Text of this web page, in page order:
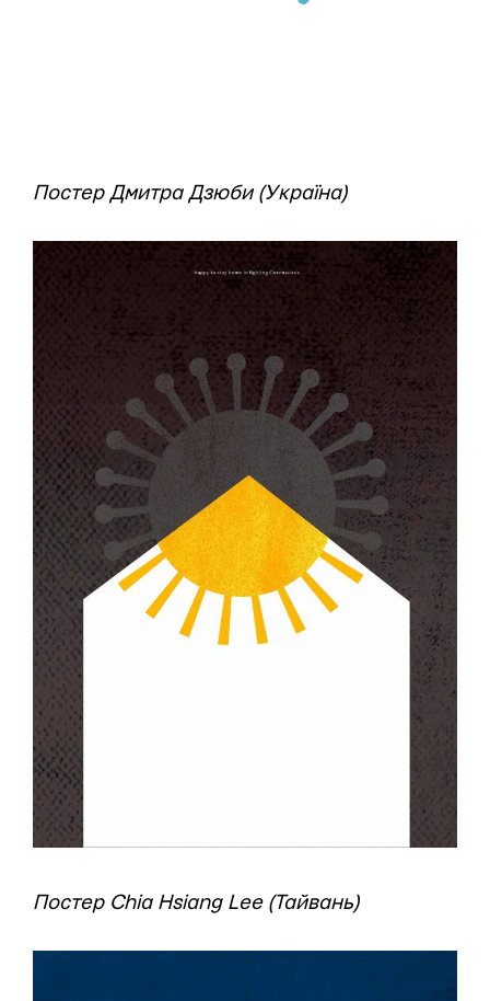
Постер Дмитра Дзюби (Україна)
Постер Chia Hsiang Lee (Тайвань)